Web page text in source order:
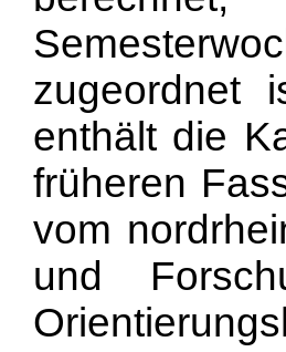
zugeordnet
enthält die
früheren
vom
und